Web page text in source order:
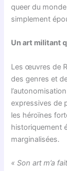
queer du
simplement
Un art militant
Les œuvres de
des genres et
expressives de
les héroïnes
historiquement
marginalisées.
« Son art m’a